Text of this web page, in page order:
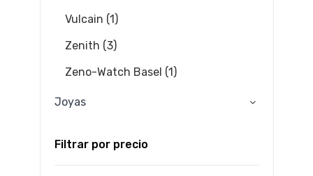
Vulcain (1)
Zenith (3)
Zeno-Watch Basel (1)
Joyas
Filtrar por precio